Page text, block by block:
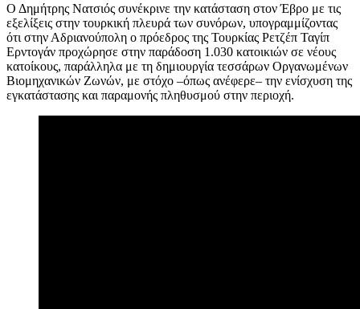
Ο Δημήτρης Νατσιός συνέκρινε την κατάσταση στον Έβρο με τις
εξελίξεις στην τουρκική πλευρά των συνόρων, υπογραμμίζοντας
ότι στην Αδριανούπολη ο πρόεδρος της Τουρκίας Ρετζέπ Ταγίπ
Ερντογάν προχώρησε στην παράδοση 1.030 κατοικιών σε νέους
κατοίκους, παράλληλα με τη δημιουργία τεσσάρων Οργανωμένων
Βιομηχανικών Ζωνών, με στόχο –όπως ανέφερε– την ενίσχυση της
εγκατάστασης και παραμονής πληθυσμού στην περιοχή.